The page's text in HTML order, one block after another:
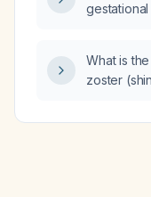
ampicillin,
added?
What is
zoster